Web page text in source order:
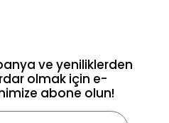
ve yeniliklerden
olmak için e-
abone olun!